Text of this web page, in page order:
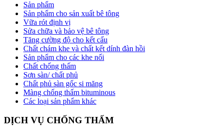
Sản phẩm
Sản phẩm cho sản xuất bê tông
Vữa rót định vị
Sửa chữa và bảo vệ bê tông
Tăng cường độ cho kết cấu
Chất chám khe và chất kết dính đàn hồi
Sản phẩm cho các khe nối
Chất chống thấm
Sơn sàn/ chất phủ
Chất phủ sàn gốc si măng
Màng chống thấm bituminous
Các loại sản phẩm khác
DỊCH VỤ CHỐNG THẤM